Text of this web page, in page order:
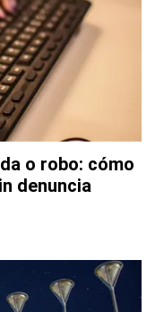
o robo: cómo
denuncia